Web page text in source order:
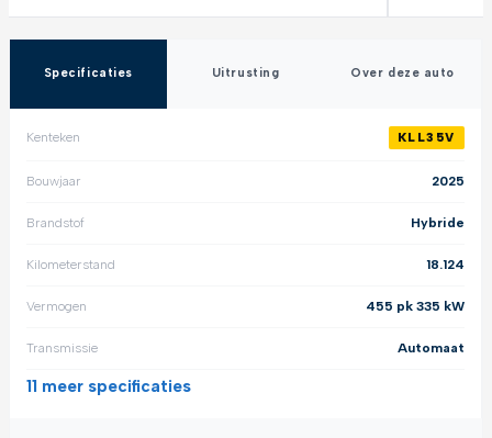
Specificaties Uitrusting Over deze auto
Kenteken KLL35V
Bouwjaar 2025
Brandstof Hybride
Kilometerstand 18.124
Vermogen 455 pk 335 kW
Transmissie Automaat
11 meer specificaties